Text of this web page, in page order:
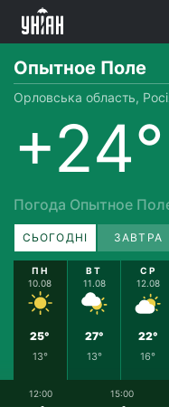
Опытное Поле
Орловська область,
+24°
Погода Опытное
СЬОГОДНІ ЗАВТРА
ПН
10.08
25°
13°
ВТ
11.08
27°
13°
СР
12.08
22°
16°
12:00 15:00